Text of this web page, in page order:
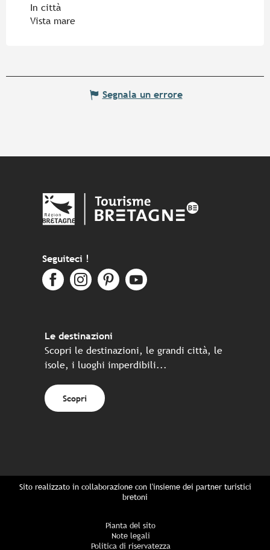
In città
Vista mare
Segnala un errore
Seguiteci !
Le destinazioni
Scopri le destinazioni, le grandi città, le
isole, i luoghi imperdibili...
Scopri
Sito realizzato in collaborazione con l'insieme dei partner turistici
bretoni
Pianta del sito
Note legali
Politica di riservatezza